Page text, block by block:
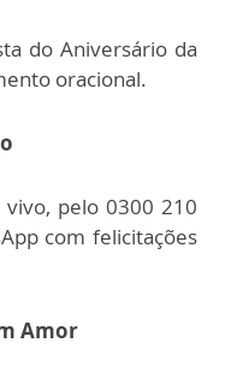
do Aniversário da
oracional.
vivo, pelo 0300 210
com felicitações
Amor